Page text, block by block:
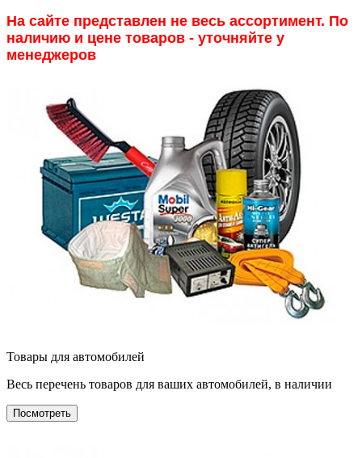
На сайте представлен не весь ассортимент. По
наличию и цене товаров - уточняйте у
менеджеров
Товары для автомобилей
Весь перечень товаров для ваших автомобилей, в наличии
Посмотреть